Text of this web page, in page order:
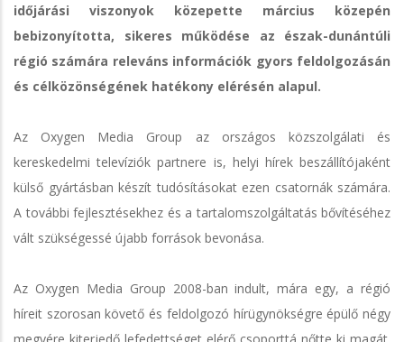
időjárási viszonyok közepette március közepén
bebizonyította, sikeres működése az észak-dunántúli
régió számára releváns információk gyors feldolgozásán
és célközönségének hatékony elérésén alapul.
Az Oxygen Media Group az országos közszolgálati és
kereskedelmi televíziók partnere is, helyi hírek beszállítójaként
külső gyártásban készít tudósításokat ezen csatornák számára.
A további fejlesztésekhez és a tartalomszolgáltatás bővítéséhez
vált szükségessé újabb források bevonása.
Az Oxygen Media Group 2008-ban indult, mára egy, a régió
híreit szorosan követő és feldolgozó hírügynökségre épülő négy